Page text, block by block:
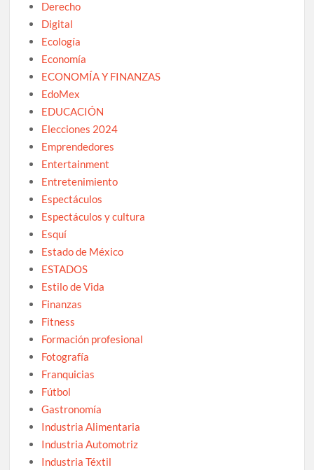
Derecho
Digital
Ecología
Economía
ECONOMÍA Y FINANZAS
EdoMex
EDUCACIÓN
Elecciones 2024
Emprendedores
Entertainment
Entretenimiento
Espectáculos
Espectáculos y cultura
Esquí
Estado de México
ESTADOS
Estilo de Vida
Finanzas
Fitness
Formación profesional
Fotografía
Franquicias
Fútbol
Gastronomía
Industria Alimentaria
Industria Automotriz
Industria Téxtil